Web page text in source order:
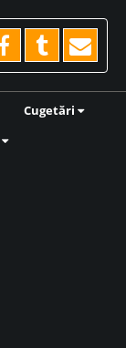
Cugetări